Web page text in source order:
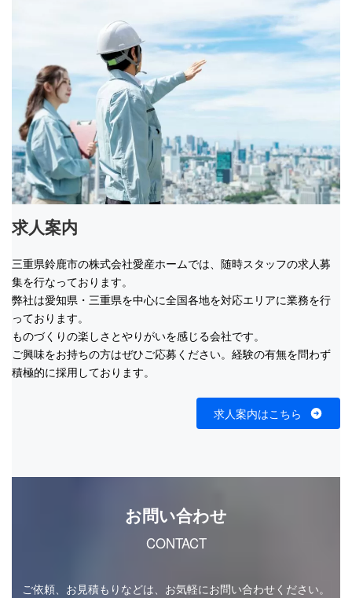
求人案内
三重県鈴鹿市の株式会社愛産ホームでは、随時スタッフの求人募
集を行なっております。
弊社は愛知県・三重県を中心に全国各地を対応エリアに業務を行
っております。
ものづくりの楽しさとやりがいを感じる会社です。
ご興味をお持ちの方はぜひご応募ください。経験の有無を問わず
積極的に採用しております。
求人案内はこちら
お問い合わせ
CONTACT
ご依頼、お見積もりなどは、お気軽にお問い合わせください。